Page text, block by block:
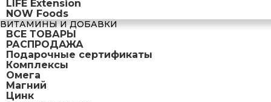
LIFE Extension
NOW Foods
ВИТАМИНЫ И ДОБАВКИ
ВСЕ ТОВАРЫ
РАСПРОДАЖА
Подарочные сертификаты
Комплексы
Омега
Магний
Цинк